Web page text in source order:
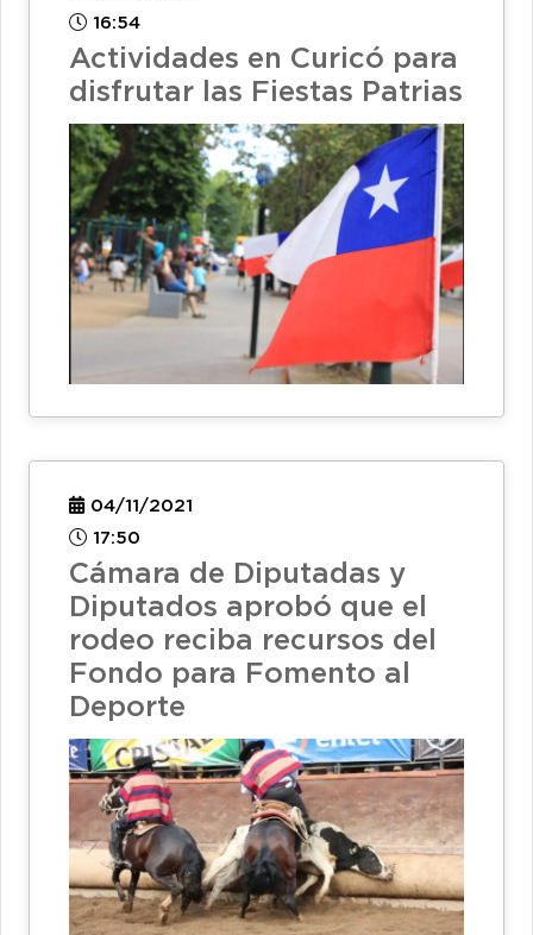
16:54
Actividades en Curicó para
disfrutar las Fiestas Patrias
04/11/2021
17:50
Cámara de Diputadas y
Diputados aprobó que el
rodeo reciba recursos del
Fondo para Fomento al
Deporte